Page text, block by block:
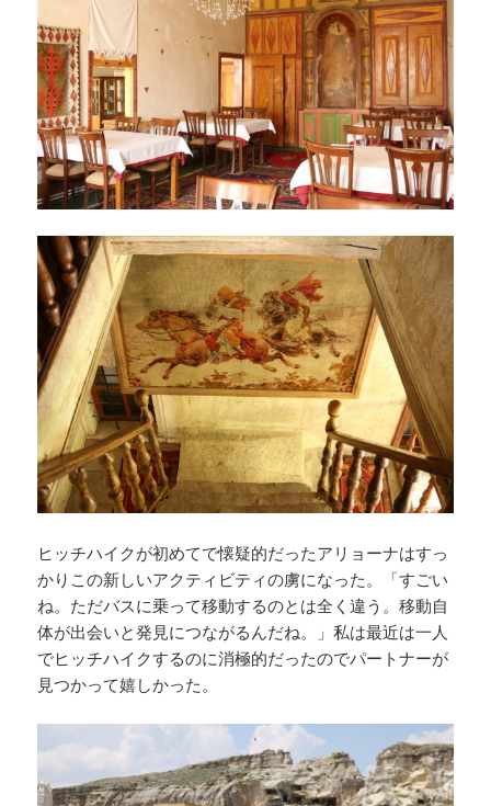
ヒッチハイクが初めてで懐疑的だったアリョーナはすっ
かりこの新しいアクティビティの虜になった。「すごい
ね。ただバスに乗って移動するのとは全く違う。移動自
体が出会いと発見につながるんだね。」私は最近は一人
でヒッチハイクするのに消極的だったのでパートナーが
見つかって嬉しかった。